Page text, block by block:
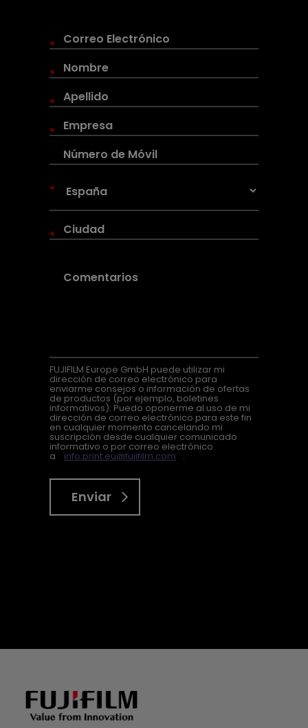
*
*
*
*
*
*
FUJIFILM Europe GmbH puede utilizar mi
dirección de correo electrónico para
enviarme consejos o información de ofertas
de productos (por ejemplo, boletines
informativos). Puedo oponerme al uso de mi
dirección de correo electrónico para este fin
en cualquier momento cancelando mi
suscripción desde cualquier comunicado
informativo o por correo electrónico
a info.print.eu@fujifilm.com .
Enviar